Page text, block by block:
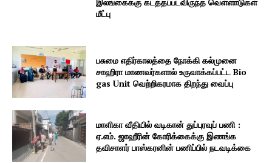
மீட்பு
பசுமை எதிர்காலத்தை நோக்கி கல்முனை
சாஹிரா மாணவர்களால் உருவாக்கப்பட்ட Bio
gas Unit வெற்றிகரமாக திறந்து வைப்பு
மாளிகா வீதியில் வடிகான் துப்புரவுப் பணி :
ஏ.எம். ஜாஹீரின் கோரிக்கைக்கு இணங்க
தவிசாளர் பாஸ்கரனின் பணிப்பில் நடவடிக்கை